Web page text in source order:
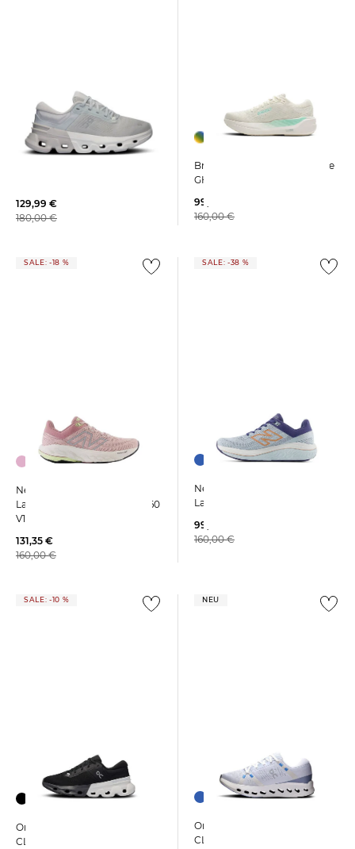
129,99 €
180,00 €
Brooks | Damen Laufschuhe
GHOST MAX 3
99,99 €
160,00 €
SALE: -18 %
New Balance | Damen
Laufschuhe FRESH FOAM 860
V14
131,35 €
160,00 €
SALE: -38 %
New Balance | Damen
Laufschuhe 860 V14 2A
99,99 €
160,00 €
SALE: -10 %
On | Damen Laufschuhe
CLOUDFLYER 5
NEU
On | Damen Laufschuhe
CLOUDSURFER 2